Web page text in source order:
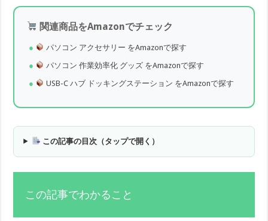
関連商品をAmazonでチェック
パソコン アクセサリー をAmazonで探す
パソコン 作業効率化 グッズ をAmazonで探す
USB-C ハブ ドッキングステーション をAmazonで探す
この記事の目次（タップで開く）
この記事でわかること